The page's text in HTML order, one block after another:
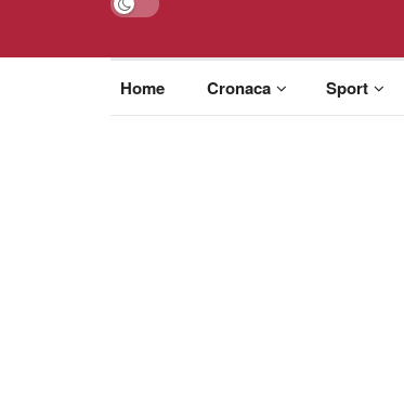
Home Cronaca Sport